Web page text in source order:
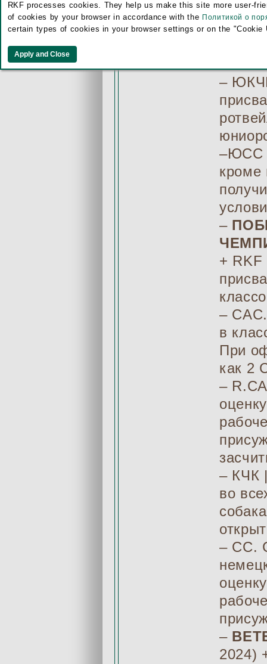
как
–
–ЮСС /
кроме
–
+ RKF
–
в
При
как 2
–
– КЧК
во
– СС.
–
2024)
RKF processes cookies. They help us make this site more user-
of cookies by your browser in accordance with the Политикой о
certain types of cookies in your browser settings or on the "Cookie